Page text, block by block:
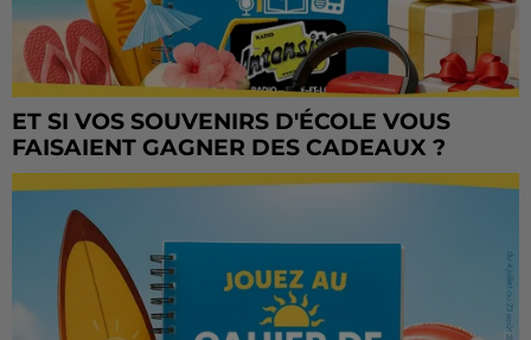
ET SI VOS SOUVENIRS D'ÉCOLE VOUS
FAISAIENT GAGNER DES CADEAUX ?